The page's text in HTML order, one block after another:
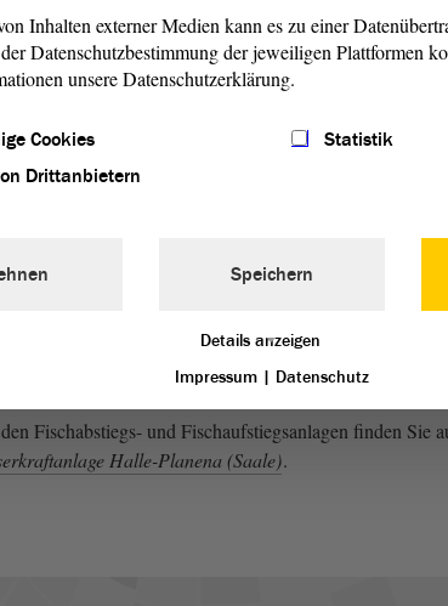
Fischabstiegs- und Fischaufstiegsanlagen finden Sie
Halle-Planena (Saale).
Inhalten externer Medien kann es zu einer
Datenschutzbestimmung der jeweiligen Plattformen
unsere Datenschutzerklärung.
Cookies
Statistik
Drittanbietern
Speichern
Details anzeigen
Impressum | Datenschutz